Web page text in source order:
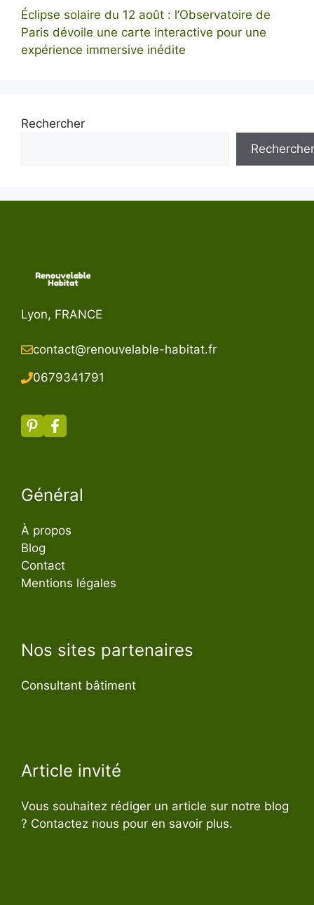
Éclipse solaire du 12 août : l’Observatoire de
Paris dévoile une carte interactive pour une
expérience immersive inédite
Rechercher
Rechercher
Lyon, FRANCE
contact@renouvelable-habitat.fr
0679341791
Général
À propos
Blog
Contact
Mentions légales
Nos sites partenaires
Consultant bâtiment
Article invité
Vous souhaitez rédiger un article sur notre blog
? Contactez nous pour en savoir plus.